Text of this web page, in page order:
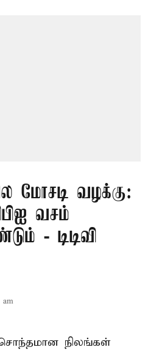
மோசடி வழக்கு:
வசம்
- டிடிவி
am
சொந்தமான நிலங்கள்